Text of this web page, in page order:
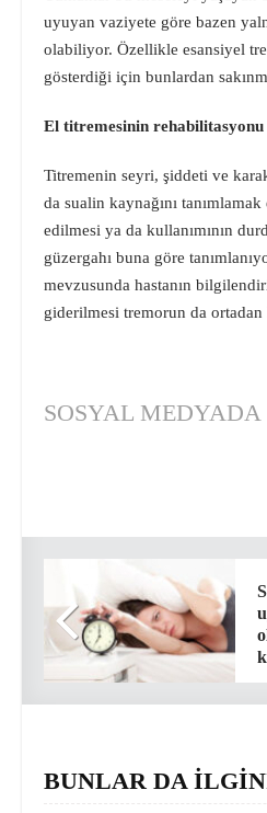
uyuyan vaziyete göre bazen
olabiliyor. Özellikle esansiyel
gösterdiği için bunlardan
El titremesinin rehabilitasyonu
Titremenin seyri, şiddeti ve
da sualin kaynağını
edilmesi ya da kullanımının
güzergahı buna göre
mevzusunda hastanın
giderilmesi tremorun da
SOSYAL MEDYADA
BUNLAR DA